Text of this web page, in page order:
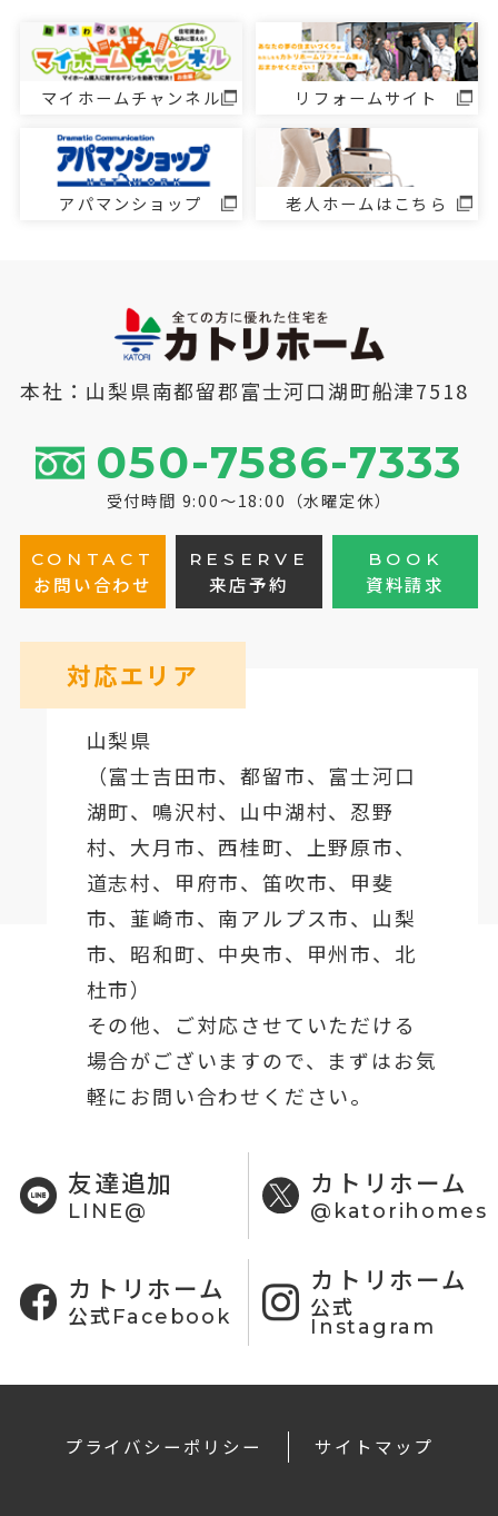
マイホームチャンネル リフォームサイト
アパマンショップ 老人ホームはこちら
本社：山梨県南都留郡富士河口湖町船津7518
050-7586-7333
受付時間 9:00～18:00（水曜定休）
CONTACT
お問い合わせ
RESERVE
来店予約
BOOK
資料請求
対応エリア
山梨県
（富士吉田市、都留市、 富士河口
湖町、鳴沢村、山中湖村、忍野
村、 大月市、西桂町、上野原市、
道志村、 甲府市、笛吹市、甲斐
市、韮崎市、南アルプス市、山梨
市、昭和町、中央市、甲州市、北
杜市）
その他、ご対応させていただける
場合がございますので、まずはお気
軽にお問い合わせください。
友達追加
LINE@
カトリホーム
@katorihomes
カトリホーム
公式Facebook
カトリホーム
公式
Instagram
プライバシーポリシー サイトマップ